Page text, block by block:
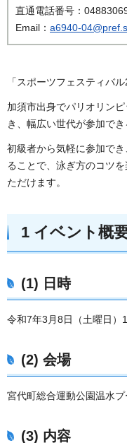
直通電話番号：
Email： a6940-
「スポーツフェスティバ
加須市出身でパリオリン
き、幅広い世代が参加で
初級者から気軽に参加で
ることで、泳ぎ方のコツ
ただけます。
1 イベント概
(1) 日時
令和7年3月8日（土曜日）
(2) 会場
宮代町総合運動公園温水
(3) 内容